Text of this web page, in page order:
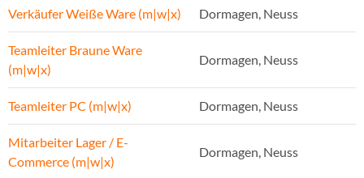
Verkäufer Weiße Ware (m|w|x) Dormagen, Neuss
Teamleiter Braune Ware
(m|w|x)
Dormagen, Neuss
Teamleiter PC (m|w|x) Dormagen, Neuss
Mitarbeiter Lager / E-
Commerce (m|w|x)
Dormagen, Neuss